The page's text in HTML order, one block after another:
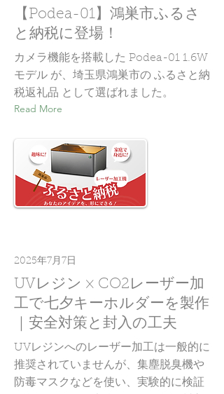
【Podea-01】鴻巣市ふるさ
と納税に登場！
カメラ機能を搭載した Podea-01 1.6W
モデル が、埼玉県鴻巣市の ふるさと納
税返礼品 として選ばれました。
Read More
2025年7月7日
UVレジン × CO2レーザー加
工で七夕キーホルダーを製作
｜安全対策と封入の工夫
UVレジンへのレーザー加工は一般的に
推奨されていませんが、集塵脱臭機や
防毒マスクなどを使い、実験的に検証